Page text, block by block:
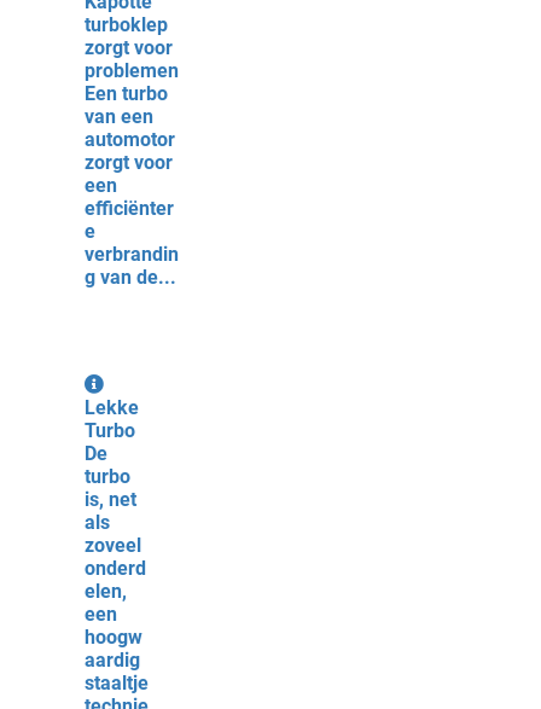
turboklep
zorgt voor
problemen
Een turbo
van een
automotor
zorgt voor
een
efficiënter
e
verbrandin
g van de...
Lekke
Turbo
De
turbo
is, net
als
zoveel
onderd
elen,
een
hoogw
aardig
staaltje